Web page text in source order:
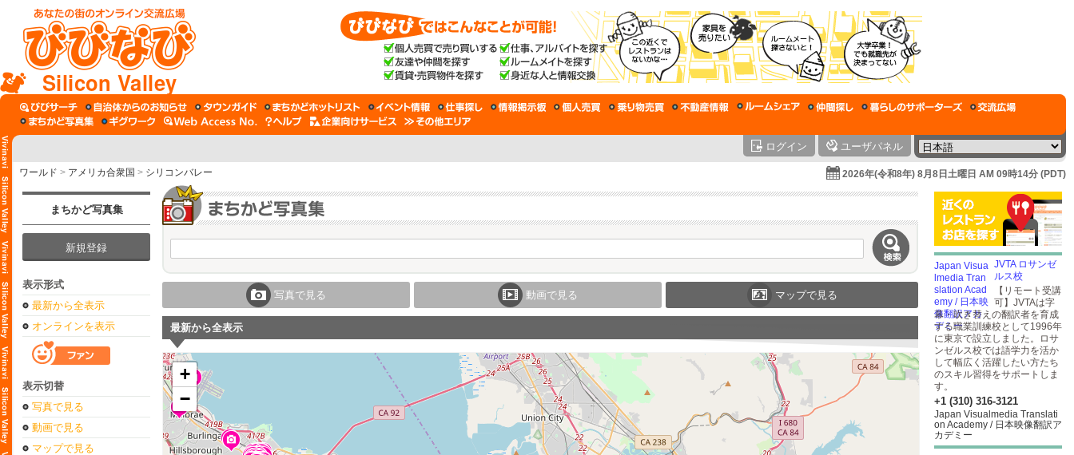
Silicon Valley
ログイン ユーザパネル
ワールド > アメリカ合衆国 > シリコンバレー 2026年(令和8年) 8月8日土曜日 AM 09時14分 (PDT)
まちかど写真集
新規登録
表示形式
最新から全表示
オンラインを表示
表示切替
写真で見る
動画で見る
マップで見る
写真で見る 動画で見る マップで見る
最新から全表示
+
−
JVTA ロサンゼ
ルス校
【リモート受講
可】JVTAは字
幕・吹き替えの翻訳者を育成
する職業訓練校として1996年
に東京で設立しました。ロサ
ンゼルス校では語学力を活か
して幅広く活躍したい方たち
のスキル習得をサポートしま
す。
+1 (310) 316-3121
Japan Visualmedia Translati
on Academy / 日本映像翻訳ア
カデミー